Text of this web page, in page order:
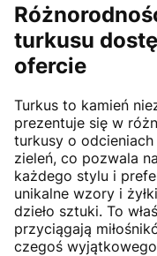
turkusu
ofercie
Turkus to kamień
prezentuje się w
turkusy o odcieniach
zieleń, co pozwala
każdego stylu i
unikalne wzory i
dzieło sztuki. To
przyciągają
czegoś